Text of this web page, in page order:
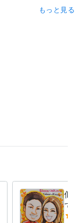
もっと見る
似顔
てお
の似